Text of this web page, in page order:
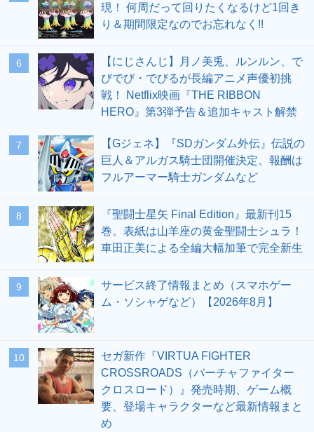
現！ 何周だって回りたくなるけど1回き
り＆期間限定なのでお忘れなく!!
6
【にじさんじ】月ノ美兎、ルンルン、で
びでび・でびるが長編アニメ声優初挑
戦！ Netflix映画『THE RIBBON
HERO』第3弾予告＆追加キャスト解禁
7
【Gジェネ】『SDガンダム外伝』伝説の
巨人＆アルガス騎士団開催決定。報酬は
フルアーマー騎士ガンダムなど
8
『聖闘士星矢 Final Edition』最新刊15
巻。表紙は山羊座の黄金聖闘士シュラ！
車田正美による全編大幅加筆で完全新生
9
サービス終了情報まとめ（スマホゲー
ム・ソシャゲなど）【2026年8月】
10
セガ新作『VIRTUA FIGHTER
CROSSROADS（バーチャファイター
クロスロード）』発売時期、ゲーム概
要、登場キャラクターなど最新情報まと
め